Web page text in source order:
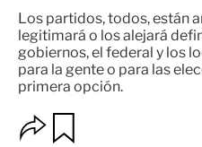
Los partidos, todos, están
legitimará o los alejará
gobiernos, el federal y los
para la gente o para las
primera opción.
O
p